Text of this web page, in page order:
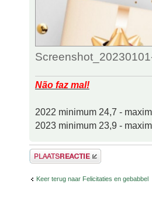
Não faz mal!
2022 minimum 24,7 -
2023 minimum 23,9 -
Plaats een reactie
Keer terug naar Felicitaties en gebabbel